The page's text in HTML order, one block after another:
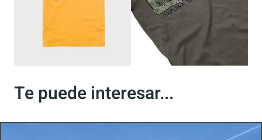
Te puede interesar...